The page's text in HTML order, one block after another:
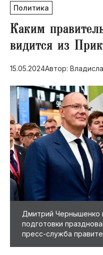
Молодежная столица
СВО
Выборы в Пермском
Социальная поддержка
Инфраструктура
Благоустройство
Политика
Каким
видится из
15.05.2024Автор:
Дмитрий Чернышенко
подготовки
пресс-служба